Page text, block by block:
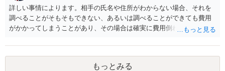
詳しい事情によります。相手の氏名や住所がわからない場合、それを
調べることがそもそもできない、あるいは調べることができても費用
がかかってしまうことがあり、その場合は確実に費用倒れになりそう
もっとみる